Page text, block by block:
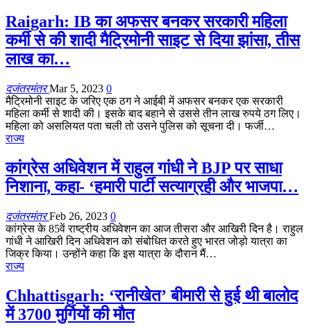
Raigarh: IB का अफसर बनकर सरकारी महिला
कर्मी से की शादी मैट्रिमोनी साइट से दिया झांसा, तीस
लाख का…
दजंतरमंतरMar 5, 2023 0
मैट्रिमोनी साइट के जरिए एक ठग ने आईबी में अफसर बनकर एक सरकारी
महिला कर्मी से शादी की। इसके बाद बहाने से उससे तीन लाख रुपये ठग लिए।
महिला को असलियत पता चली तो उसने पुलिस को सूचना दी। फर्जी…
राज्य
कांग्रेस अधिवेशन में राहुल गांधी ने BJP पर साधा
निशाना, कहा- ‘हमारी पार्टी सत्याग्रही और भाजपा…
दजंतरमंतरFeb 26, 2023 0
कांग्रेस के 85वें राष्‍ट्रीय अधिवेशन का आज तीसरा और आखिरी दिन है। राहुल
गांधी ने आखिरी दिन अधिवेशन को संबोधित करते हुए भारत जोड़ो यात्रा का
जिक्र किया। उन्होंने कहा कि इस यात्रा के दौरान मैं…
राज्य
Chhattisgarh: ‘रानीखेत’ बीमारी से हुई थी बालोद
में 3700 मुर्गियों की मौत